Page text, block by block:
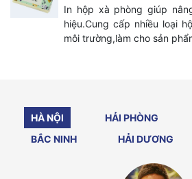
In hộp xà phòng giúp
hiệu.Cung cấp nhiều loại
môi trường,làm cho sản
HÀ NỘI HẢI PHÒNG
BẮC NINH
HẢI DƯƠNG